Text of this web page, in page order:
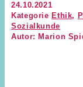
24.10.2021
Kategorie Ethik,
Sozialkunde
Autor: Marion